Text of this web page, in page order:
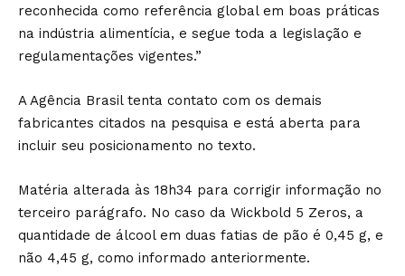
reconhecida como referência global em boas práticas
na indústria alimentícia, e segue toda a legislação e
regulamentações vigentes.”
A Agência Brasil tenta contato com os demais
fabricantes citados na pesquisa e está aberta para
incluir seu posicionamento no texto.
Matéria alterada às 18h34 para corrigir informação no
terceiro parágrafo. No caso da Wickbold 5 Zeros, a
quantidade de álcool em duas fatias de pão é 0,45 g, e
não 4,45 g, como informado anteriormente.